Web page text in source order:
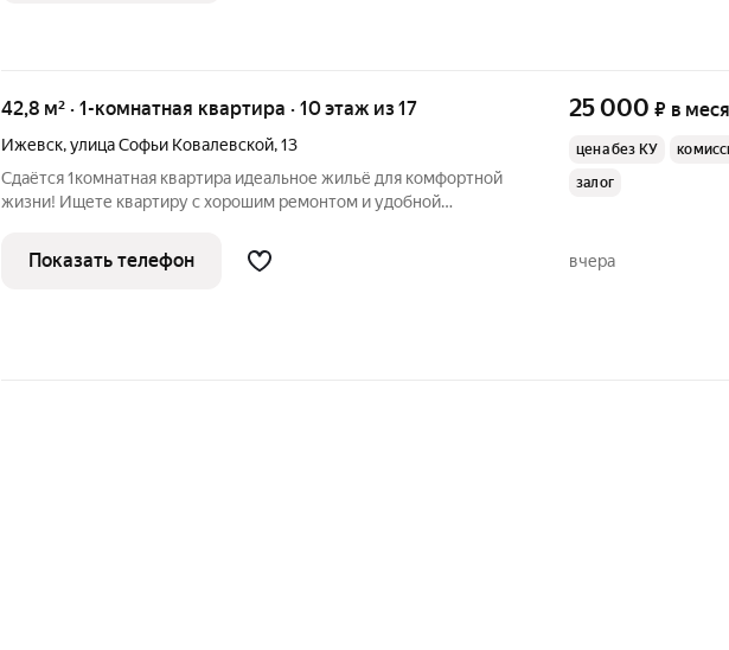
42,8 м² · 1-комнатная квартира · 10 этаж из 17
Ижевск,улица Софьи Ковалевской,13
Сдаётся 1комнатная квартира идеальное жильё для комфортной
жизни! Ищете квартиру с хорошим ремонтом и удобной
площадью 42,8 м в новом кирпичном доме. Квартира расположена
на 10м этаже вас ждёт
25 000 ₽ в
цена без КУ
залог
Показать телефон вчера